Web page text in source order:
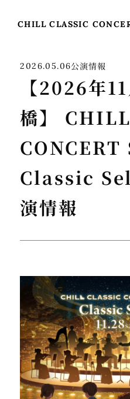
CHILL CLASSIC
2026.05.06公演情報
【2026年
橋】
CONCERT
Classic
演情報